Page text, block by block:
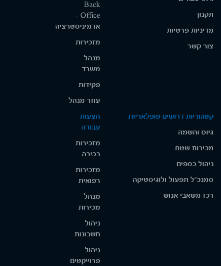
תקנון
מדיניות פרטיות
צור קשר
Back
Office -
אדמיניסטרציה
מזכירות
מנהל
משרד
פקידות
עוזר מנהל
קטגוריות דרושים פופלאריות
גיוס והשמה
מכירות שטח
ניהול כספים
סמנכ"ל תפעול ולוגיסטיקה
רכז משאבי אנוש
הצעות
עבודה
מזכירות
בכירה
מזכירות
רפואית
מנהל
מכירות
ניהול
חשבונות
ניהול
פרוייקטים